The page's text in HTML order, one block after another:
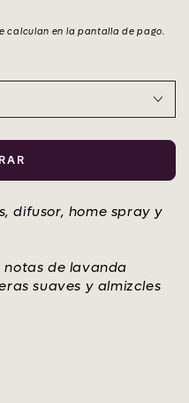
calculan en la pantalla de pago.
difusor, home spray y
de lavanda
suaves y almizcles